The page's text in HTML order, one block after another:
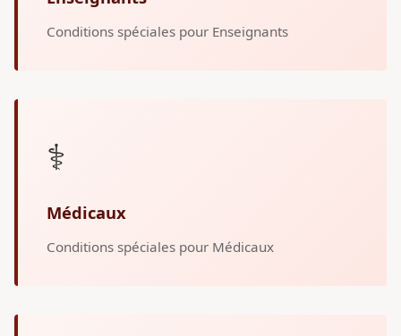
Conditions spéciales pour Enseignants
⚕️
Médicaux
Conditions spéciales pour Médicaux